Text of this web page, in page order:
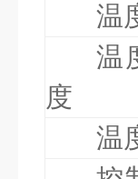
温
温
度
温